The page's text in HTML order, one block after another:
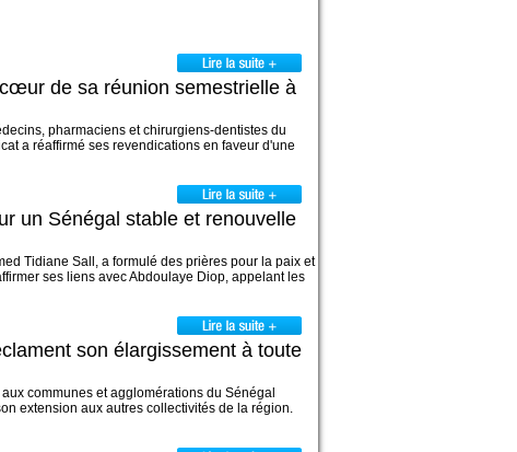
de sa réunion semestrielle à
pharmaciens et chirurgiens-dentistes du
a réaffirmé ses revendications en faveur d'une
un Sénégal stable et renouvelle
Tidiane Sall, a formulé des prières pour la paix et
ses liens avec Abdoulaye Diop, appelant les
son élargissement à toute
communes et agglomérations du Sénégal
extension aux autres collectivités de la région.